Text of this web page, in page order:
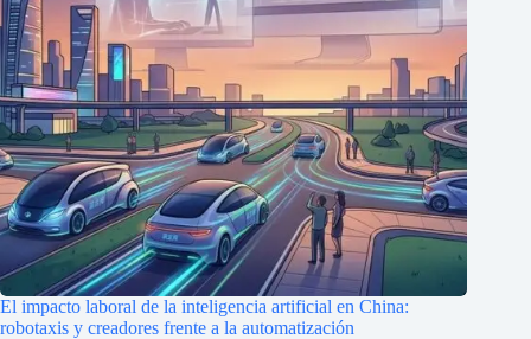
El impacto laboral de la inteligencia artificial en China:
robotaxis y creadores frente a la automatización